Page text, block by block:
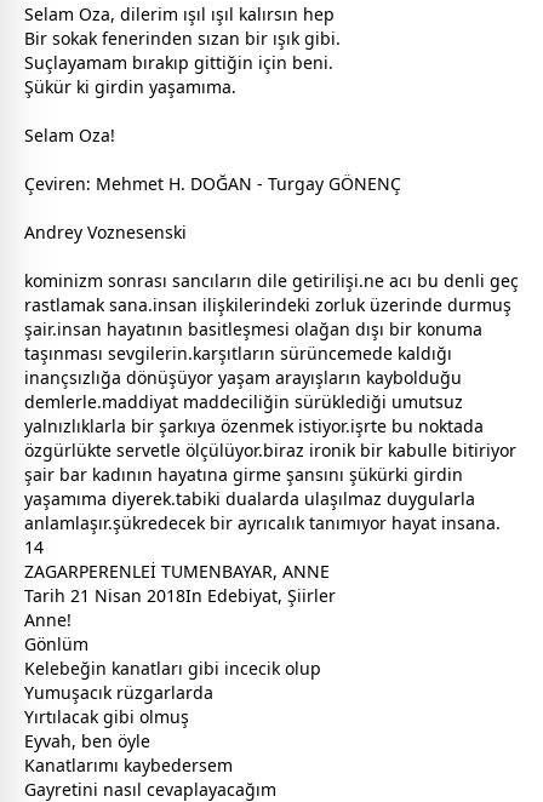
Selam Oza, dilerim ışıl ışıl kalırsın hep
Bir sokak fenerinden sızan bir ışık gibi.
Suçlayamam bırakıp gittiğin için beni.
Şükür ki girdin yaşamıma.
Selam Oza!
Çeviren: Mehmet H. DOĞAN - Turgay GÖNENÇ
Andrey Voznesenski
kominizm sonrası sancıların dile getirilişi.ne acı bu denli geç
rastlamak sana.insan ilişkilerindeki zorluk üzerinde durmuş
şair.insan hayatının basitleşmesi olağan dışı bir konuma
taşınması sevgilerin.karşıtların sürüncemede kaldığı
inançsızlığa dönüşüyor yaşam arayışların kaybolduğu
demlerle.maddiyat maddeciliğin sürüklediği umutsuz
yalnızlıklarla bir şarkıya özenmek istiyor.işrte bu noktada
özgürlükte servetle ölçülüyor.biraz ironik bir kabulle bitiriyor
şair bar kadının hayatına girme şansını şükürki girdin
yaşamıma diyerek.tabiki dualarda ulaşılmaz duygularla
anlamlaşır.şükredecek bir ayrıcalık tanımıyor hayat insana.
14
ZAGARPERENLEİ TUMENBAYAR, ANNE
Tarih 21 Nisan 2018In Edebiyat, Şiirler
Anne!
Gönlüm
Kelebeğin kanatları gibi incecik olup
Yumuşacık rüzgarlarda
Yırtılacak gibi olmuş
Eyvah, ben öyle
Kanatlarımı kaybedersem
Gayretini nasıl cevaplayacağım